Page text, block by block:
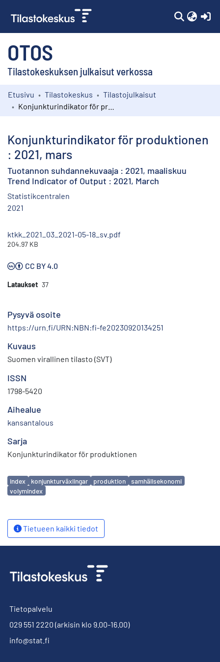
OTOS
Tilastokeskuksen julkaisut verkossa
Kokoelmat
Etusivu Tilastokeskus
Tilastojulkaisut
Konjunkturindikator för produktionen
: 2021, mars
Tuotannon suhdannekuvaaja : 2021, maaliskuu
Trend Indicator of Output : 2021, March
Statistikcentralen
2021
ktkk_2021_03_2021-05-18_sv.pdf
204.97 KB
CC BY 4.0
Lataukset 37
Pysyvä osoite
https://urn.fi/URN:NBN:fi-fe20230920134251
Kuvaus
Suomen virallinen tilasto (SVT)
ISSN
1798-5420
Aihealue
kansantalous
Sarja
Konjunkturindikator för produktionen
Avainsanat
index konjunkturväxlingar produktion
samhällsekonomi
volymindex
Tietueen kaikki tiedot
Tietopalvelu
029 551 2220 (arkisin klo 9.00-16.00)
info@stat.fi